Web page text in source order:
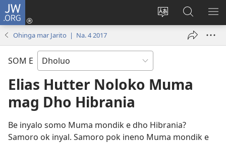
JW.ORG
Lok
Donj
(opens
Many
Gimoro
e
Ohinga mar Jarito | Na. 4 2017
SOM E
Elias Hutter Noloko Muma
mag Dho Hibrania
Be inyalo somo Muma mondik e dho Hibrania?
Samoro ok inyal. Samoro pok ineno Muma mondik e